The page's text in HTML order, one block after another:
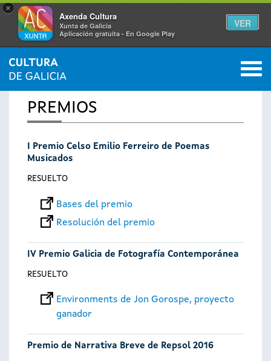
×
Axenda Cultura
Xunta de Galicia
Aplicación gratuíta - En Google Play
VER
Se
encuentra
usted
aquí
INICIO 0
PREMIOS
I Premio Celso Emilio Ferreiro de Poemas
Musicados
RESUELTO
Bases del premio
Resolución del premio
IV Premio Galicia de Fotografía Contemporánea
RESUELTO
Environments de Jon Gorospe, proyecto
ganador
Premio de Narrativa Breve de Repsol 2016